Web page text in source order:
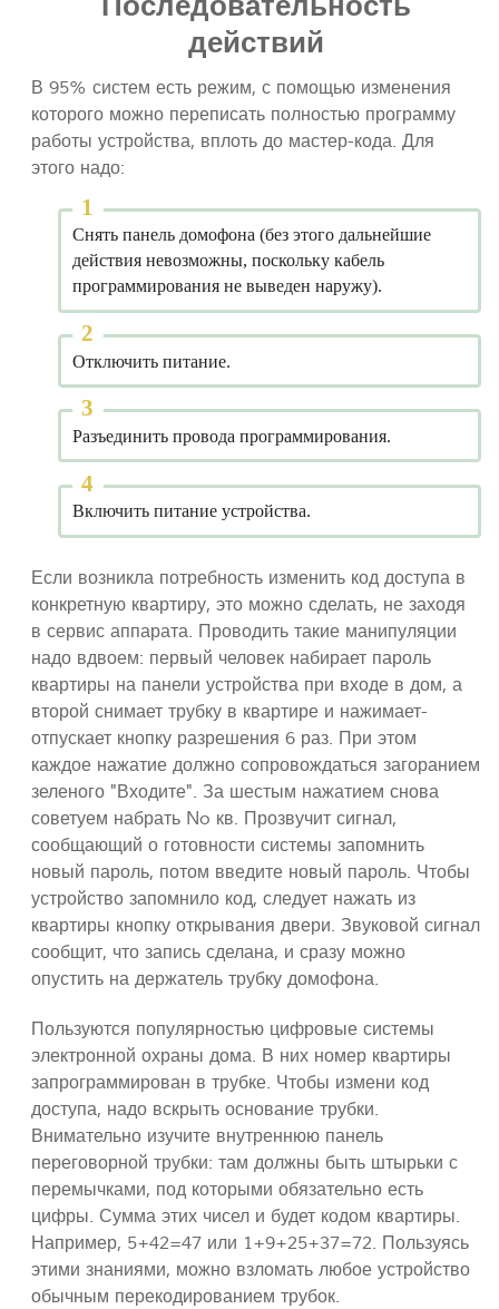
действий
В 95% систем есть режим, с помощью изменения
которого можно переписать полностью программу
работы устройства, вплоть до мастер-кода. Для
этого надо:
Снять панель домофона (без этого дальнейшие
действия невозможны, поскольку кабель
программирования не выведен наружу).
Отключить питание.
Разъединить провода программирования.
Включить питание устройства.
Если возникла потребность изменить код доступа в
конкретную квартиру, это можно сделать, не заходя
в сервис аппарата. Проводить такие манипуляции
надо вдвоем: первый человек набирает пароль
квартиры на панели устройства при входе в дом, а
второй снимает трубку в квартире и нажимает-
отпускает кнопку разрешения 6 раз. При этом
каждое нажатие должно сопровождаться загоранием
зеленого "Входите". За шестым нажатием снова
советуем набрать No кв. Прозвучит сигнал,
сообщающий о готовности системы запомнить
новый пароль, потом введите новый пароль. Чтобы
устройство запомнило код, следует нажать из
квартиры кнопку открывания двери. Звуковой сигнал
сообщит, что запись сделана, и сразу можно
опустить на держатель трубку домофона.
Пользуются популярностью цифровые системы
электронной охраны дома. В них номер квартиры
запрограммирован в трубке. Чтобы измени код
доступа, надо вскрыть основание трубки.
Внимательно изучите внутреннюю панель
переговорной трубки: там должны быть штырьки с
перемычками, под которыми обязательно есть
цифры. Сумма этих чисел и будет кодом квартиры.
Например, 5+42=47 или 1+9+25+37=72. Пользуясь
этими знаниями, можно взломать любое устройство
обычным перекодированием трубок.